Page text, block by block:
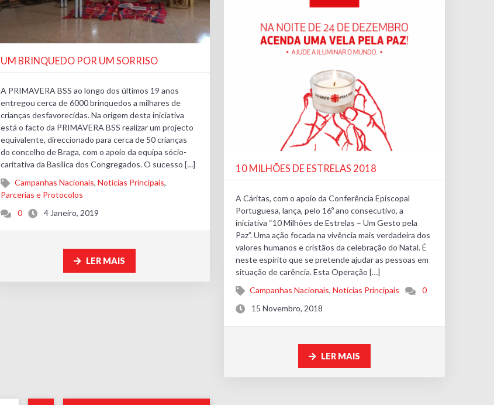
UM BRINQUEDO POR UM SORRISO
A PRIMAVERA BSS ao longo dos últimos 19 anos
entregou cerca de 6000 brinquedos a milhares de
crianças desfavorecidas. Na origem desta iniciativa
está o facto da PRIMAVERA BSS realizar um projecto
equivalente, direccionado para cerca de 50 crianças
do concelho de Braga, com o apoio da equipa sócio-
caritativa da Basílica dos Congregados. O sucesso […]
Campanhas Nacionais,Notícias Principais,
Parcerias e Protocolos
0
4 Janeiro, 2019
LER MAIS
10 MILHÕES DE ESTRELAS 2018
A Cáritas, com o apoio da Conferência Episcopal
Portuguesa, lança, pelo 16º ano consecutivo, a
iniciativa “10 Milhões de Estrelas – Um Gesto pela
Paz”. Uma ação focada na vivência mais verdadeira dos
valores humanos e cristãos da celebração do Natal. É
neste espírito que se pretende ajudar as pessoas em
situação de carência. Esta Operação […]
Campanhas Nacionais,Notícias Principais
0
15 Novembro, 2018
LER MAIS